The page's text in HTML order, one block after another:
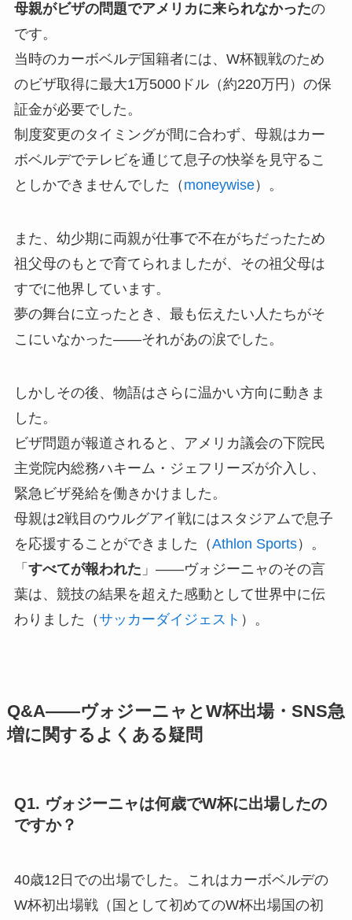
母親がビザの問題でアメリカに来られなかったの
です。
当時のカーボベルデ国籍者には、W杯観戦のため
のビザ取得に最大1万5000ドル（約220万円）の保
証金が必要でした。
制度変更のタイミングが間に合わず、母親はカー
ボベルデでテレビを通じて息子の快挙を見守るこ
としかできませんでした（ moneywise）。
また、幼少期に両親が仕事で不在がちだったため
祖父母のもとで育てられましたが、その祖父母は
すでに他界しています。
夢の舞台に立ったとき、最も伝えたい人たちがそ
こにいなかった——それがあの涙でした。
しかしその後、物語はさらに温かい方向に動きま
した。
ビザ問題が報道されると、アメリカ議会の下院民
主党院内総務ハキーム・ジェフリーズが介入し、
緊急ビザ発給を働きかけました。
母親は2戦目のウルグアイ戦にはスタジアムで息子
を応援することができました（Athlon Sports）。
「 すべてが報われた 」——ヴォジーニャのその言
葉は、競技の結果を超えた感動として世界中に伝
わりました（サッカーダイジェスト ）。
Q&A——ヴォジーニャとW杯出場・SNS急
増に関するよくある疑問
Q1. ヴォジーニャは何歳でW杯に出場したの
ですか？
40歳12日での出場でした。これはカーボベルデの
W杯初出場戦（国として初めてのW杯出場国の初